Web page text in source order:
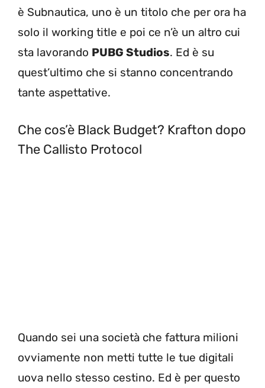
è Subnautica, uno è un titolo che per ora ha
solo il working title e poi ce n’è un altro cui
sta lavorando PUBG Studios. Ed è su
quest’ultimo che si stanno concentrando
tante aspettative.
Che cos’è Black Budget? Krafton dopo
The Callisto Protocol
Quando sei una società che fattura milioni
ovviamente non metti tutte le tue digitali
uova nello stesso cestino. Ed è per questo